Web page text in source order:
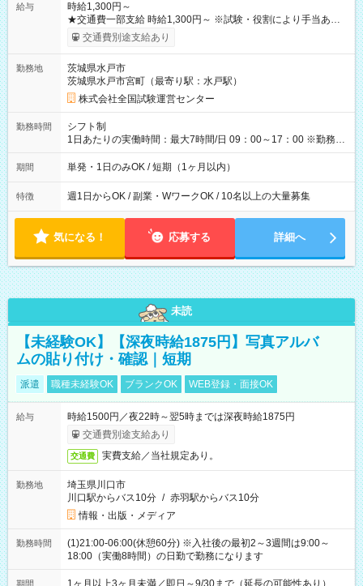
給与
時給1,300円～
★交通費一部支給 時給1,300円～ ※試験・役割により手当あり
※勤務回数により昇給あり 【即給（前払い）オプションあ
り！】 希望される場合、勤務から1週間ほどで給与の一部を受け
例】 ・河合塾模擬試験 8:30～17:30（休憩1時間） 時給1,300円
×8時間＝日収10,400円＋交通費 ※当日の役割により時給＋100
円の場合あり ・国家試験 7:00～13:30（休憩なし） 時給1,300
円（役割手当＋100円）×6時間＝日収8,400円＋交通費 【試用期
間】試用期間なし
交通費別途支給あり
勤務地
茨城県水戸市
茨城県水戸市宮町（最寄り駅：水戸駅）
株式会社全国試験運営センター
勤務時間
シフト制
1日あたりの実働時間：最大7時間/日 09：00～17：00 ※勤務時
間は 試験により異なります。
期間 単発・1日のみOK / 短期（1ヶ月以内）
特徴 週1日からOK / 副業・WワークOK / 10名以上の大量募集
気になる！ 応募する 詳細へ
未読
【未経験OK】【深夜時給1875円】写真アルバ
ムの貼り付け・確認｜短期
派遣 職種未経験OK ブランクOK WEB登録・面接OK
給与
時給1500円／夜22時～翌5時までは深夜時給1875円
交通費別途支給あり
交通費 実費支給／当社規定あり。
勤務地
埼玉県川口市
川口駅からバス10分 / 赤羽駅からバス10分
情報・出版・メディア
勤務時間
(1)21:00-06:00(休憩60分) ※入社後の最初2～3週間は9:00～
18:00（実働8時間）の日勤で勤務になります
期間 1ヶ月以上3ヶ月未満／即日～9/30まで（延長の可能性あり）